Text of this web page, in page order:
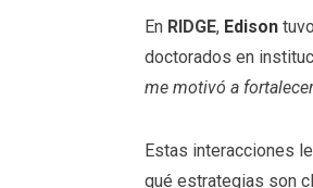
En RIDGE, Edison
doctorados en
me motivó a
Estas interacciones
qué estrategias son